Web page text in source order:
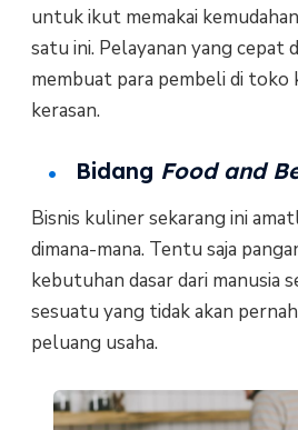
untuk ikut memakai
satu ini. Pelayanan yang cepat
membuat para pembeli di
kerasan.
Bidang Food and
Bisnis kuliner sekarang ini
dimana-mana. Tentu saja
kebutuhan dasar dari manusia
sesuatu yang tidak akan
peluang usaha.